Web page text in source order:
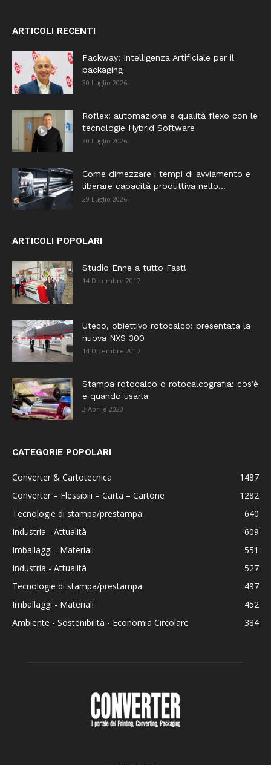
ARTICOLI RECENTI
Packway: Intelligenza Artificiale per il
packaging
30 Luglio 2026
Roflex: automazione e qualità flexo con le
tecnologie Hybrid Software
30 Luglio 2026
Come dimezzare i tempi di avviamento e
liberare capacità produttiva nello...
29 Luglio 2026
ARTICOLI POPOLARI
Studio Enne a tutto Fast!
14 Dicembre 2017
Uteco, obiettivo rotocalco: presentata la
nuova NXS 300
14 Dicembre 2017
Stampa rotocalco o rotocalcografia: cos’è
e quando usarla
3 Aprile 2020
CATEGORIE POPOLARI
Converter & Cartotecnica
1487
Converter – Flessibili – Carta – Cartone
1282
Tecnologie di stampa/prestampa
640
Industria - Attualità
609
Imballaggi - Materiali
551
Industria - Attualità
527
Tecnologie di stampa/prestampa
497
Imballaggi - Materiali
452
Ambiente - Sostenibilità - Economia Circolare
384